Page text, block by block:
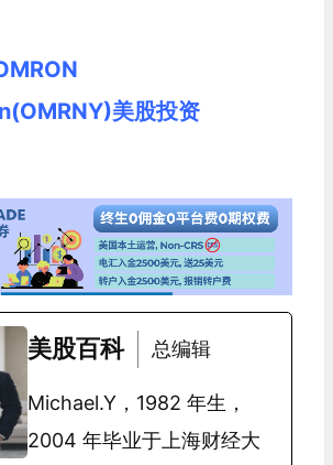
美股投资
美股百科 总编辑
Michael.Y，1982 年生，
2004 年毕业于上海财经大